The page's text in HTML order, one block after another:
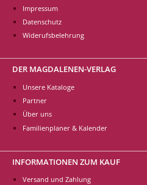
Impressum
Datenschutz
Widerufsbelehrung
DER MAGDALENEN-VERLAG
Unsere Kataloge
Partner
Über uns
Familienplaner & Kalender
INFORMATIONEN ZUM KAUF
Versand und Zahlung